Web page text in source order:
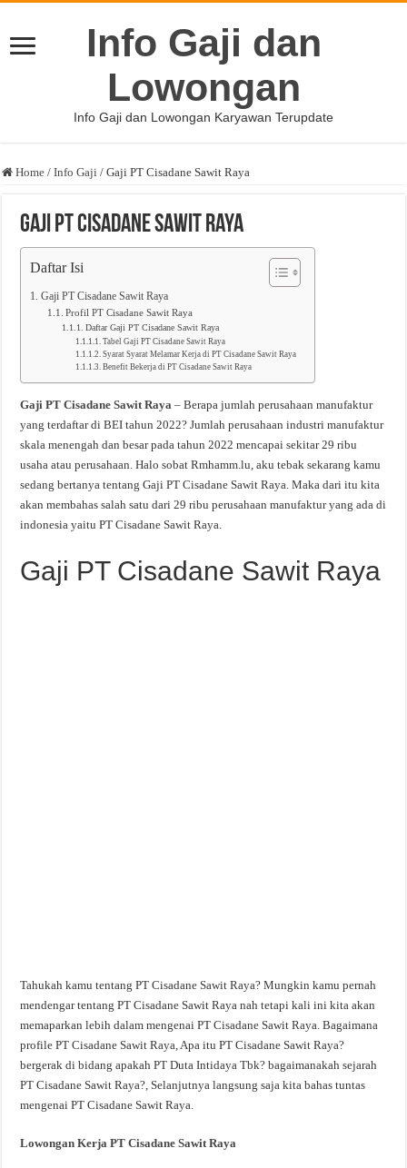
Info Gaji dan
Lowongan
Info Gaji dan Lowongan Karyawan Terupdate
Home / Info Gaji / Gaji PT Cisadane Sawit Raya
Gaji PT Cisadane Sawit Raya
Daftar Isi
Gaji PT Cisadane Sawit Raya
Profil PT Cisadane Sawit Raya
Daftar Gaji PT Cisadane Sawit Raya
Tabel Gaji PT Cisadane Sawit Raya
Syarat Syarat Melamar Kerja di PT Cisadane Sawit Raya
Benefit Bekerja di PT Cisadane Sawit Raya
Gaji PT Cisadane Sawit Raya – Berapa jumlah perusahaan manufaktur
yang terdaftar di BEI tahun 2022? Jumlah perusahaan industri manufaktur
skala menengah dan besar pada tahun 2022 mencapai sekitar 29 ribu
usaha atau perusahaan. Halo sobat Rmhamm.lu, aku tebak sekarang kamu
sedang bertanya tentang Gaji PT Cisadane Sawit Raya. Maka dari itu kita
akan membahas salah satu dari 29 ribu perusahaan manufaktur yang ada di
indonesia yaitu PT Cisadane Sawit Raya.
Gaji PT Cisadane Sawit Raya
Tahukah kamu tentang PT Cisadane Sawit Raya? Mungkin kamu pernah
mendengar tentang PT Cisadane Sawit Raya nah tetapi kali ini kita akan
memaparkan lebih dalam mengenai PT Cisadane Sawit Raya. Bagaimana
profile PT Cisadane Sawit Raya, Apa itu PT Cisadane Sawit Raya?
bergerak di bidang apakah PT Duta Intidaya Tbk? bagaimanakah sejarah
PT Cisadane Sawit Raya?, Selanjutnya langsung saja kita bahas tuntas
mengenai PT Cisadane Sawit Raya.
Lowongan Kerja PT Cisadane Sawit Raya